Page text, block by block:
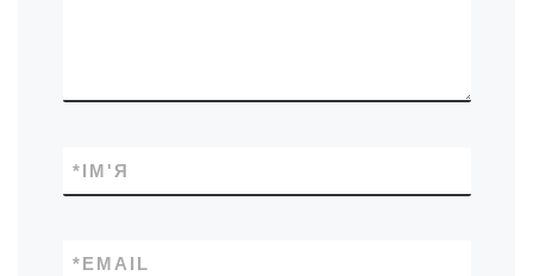
ІМ'Я
*
EMAIL
*